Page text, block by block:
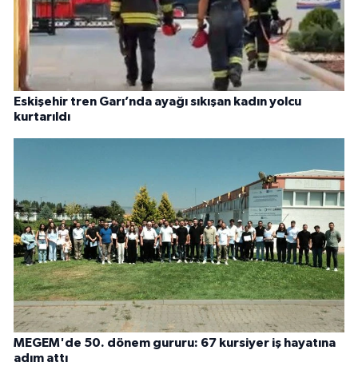
Eskişehir tren Garı’nda ayağı sıkışan kadın yolcu
kurtarıldı
MEGEM'de 50. dönem gururu: 67 kursiyer iş hayatına
adım attı